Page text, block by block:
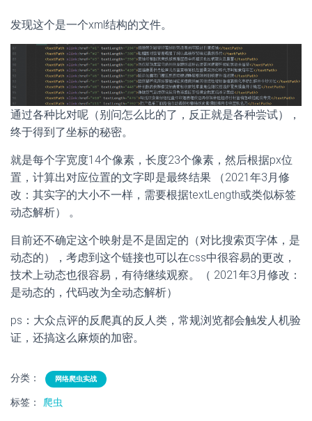
发现这个是一个xml结构的文件。
通过各种比对呢（别问怎么比的了，反正就是各种尝试），
终于得到了坐标的秘密。
就是每个字宽度14个像素，长度23个像素，然后根据px位
置，计算出对应位置的文字即是最终结果 （2021年3月修
改：其实字的大小不一样，需要根据textLength或类似标签
动态解析） 。
目前还不确定这个映射是不是固定的（对比搜索页字体，是
动态的），考虑到这个链接也可以在css中很容易的更改，
技术上动态也很容易，有待继续观察。（ 2021年3月修改：
是动态的，代码改为全动态解析）
ps：大众点评的反爬真的反人类，常规浏览都会触发人机验
证，还搞这么麻烦的加密。
分类： 网络爬虫实战
标签： 爬虫